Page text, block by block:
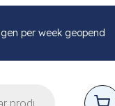
per week geopend